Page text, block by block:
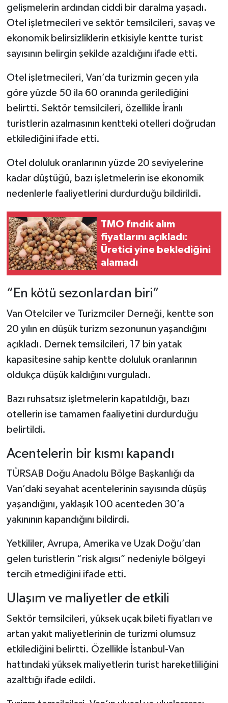
gelişmelerin ardından ciddi bir daralma yaşadı.
Otel işletmecileri ve sektör temsilcileri, savaş ve
ekonomik belirsizliklerin etkisiyle kentte turist
sayısının belirgin şekilde azaldığını ifade etti.
Otel işletmecileri, Van’da turizmin geçen yıla
göre yüzde 50 ila 60 oranında gerilediğini
belirtti. Sektör temsilcileri, özellikle İranlı
turistlerin azalmasının kentteki otelleri doğrudan
etkilediğini ifade etti.
Otel doluluk oranlarının yüzde 20 seviyelerine
kadar düştüğü, bazı işletmelerin ise ekonomik
nedenlerle faaliyetlerini durdurduğu bildirildi.
TMO fındık alım
fiyatlarını açıkladı:
Üretici yine beklediğini
alamadı
“En kötü sezonlardan biri”
Van Otelciler ve Turizmciler Derneği, kentte son
20 yılın en düşük turizm sezonunun yaşandığını
açıkladı. Dernek temsilcileri, 17 bin yatak
kapasitesine sahip kentte doluluk oranlarının
oldukça düşük kaldığını vurguladı.
Bazı ruhsatsız işletmelerin kapatıldığı, bazı
otellerin ise tamamen faaliyetini durdurduğu
belirtildi.
Acentelerin bir kısmı kapandı
TÜRSAB Doğu Anadolu Bölge Başkanlığı da
Van’daki seyahat acentelerinin sayısında düşüş
yaşandığını, yaklaşık 100 acenteden 30’a
yakınının kapandığını bildirdi.
Yetkililer, Avrupa, Amerika ve Uzak Doğu’dan
gelen turistlerin “risk algısı” nedeniyle bölgeyi
tercih etmediğini ifade etti.
Ulaşım ve maliyetler de etkili
Sektör temsilcileri, yüksek uçak bileti fiyatları ve
artan yakıt maliyetlerinin de turizmi olumsuz
etkilediğini belirtti. Özellikle İstanbul-Van
hattındaki yüksek maliyetlerin turist hareketliliğini
azalttığı ifade edildi.